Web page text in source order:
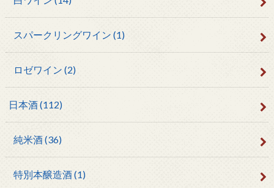
スパークリングワイン (1)
ロゼワイン (2)
日本酒(112)
純米酒(36)
特別本醸造酒(1)